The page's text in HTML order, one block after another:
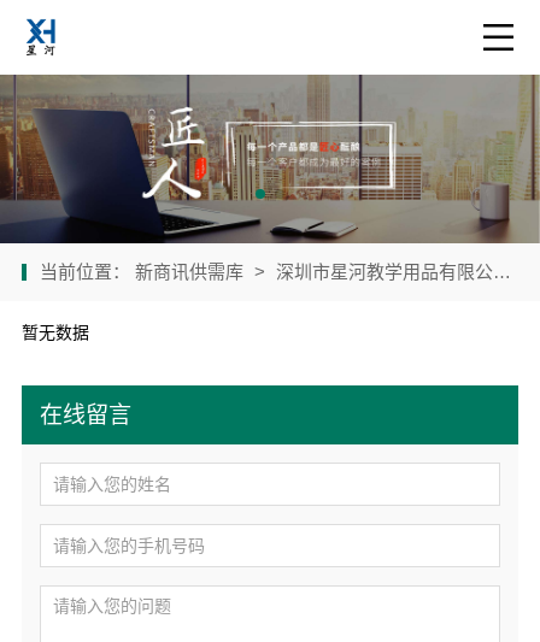
当前位置： 新商讯供需库 > 深圳市星河教学用品有限公司
在线留言
暂无数据